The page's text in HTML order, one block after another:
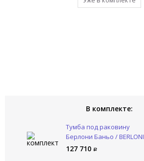
В комплекте:
Тумба под раковину
Берлони Баньо / BERLONI
BAGNO Вей Блок / WAY
127 710